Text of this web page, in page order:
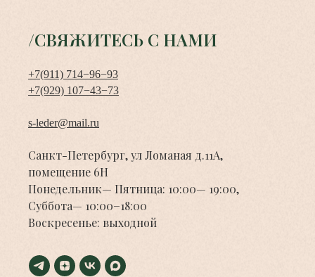
/СВЯЖИТЕСЬ С НАМИ
+7(911) 714−96−93
+7(929) 107−43−73
s-leder@mail.ru
Санкт-Петербург, ул Ломаная д.11А,
помещение 6Н
Понедельник— Пятница: 10:00— 19:00,
Суббота— 10:00−18:00
Воскресенье: выходной